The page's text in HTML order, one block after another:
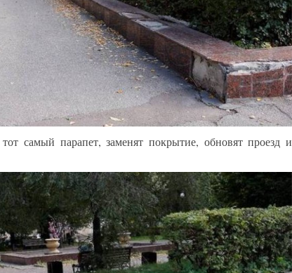
самый парапет, заменят покрытие, обновят проезд и